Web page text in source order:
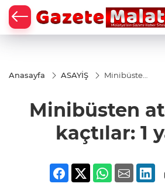
Anasayfa ASAYİŞ
Minibüsten
yaralı
Minibüsten
kaçtılar: 1